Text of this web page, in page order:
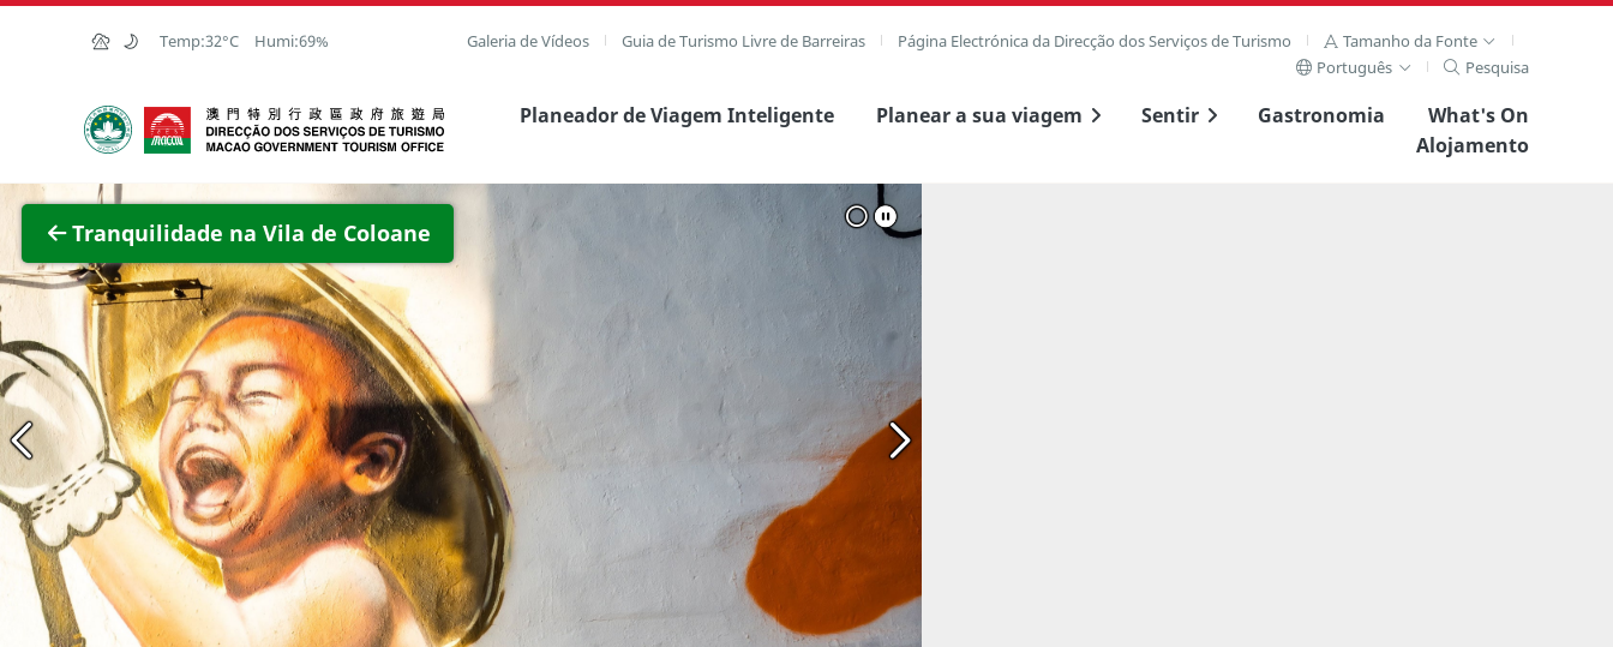
Ir para o conteúdo principal
Temp:32°C Humi:69% Galeria de Vídeos Guia de Turismo Livre de Barreiras Página Electrónica da Direcção dos Serviços de Turismo
Tamanho da Fonte
Português
Pesquisa
Direcção dos Serviços de Turismo Planeador de Viagem Inteligente Planear a sua viagem Sentir Gastronomia
What's On
Alojamento
Tranquilidade na Vila de Coloane
Ver imagem completa